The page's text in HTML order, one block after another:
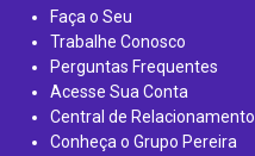
Faça o Seu
Trabalhe Conosco
Perguntas Frequentes
Acesse Sua Conta
Central de Relacionamento
Conheça o Grupo Pereira